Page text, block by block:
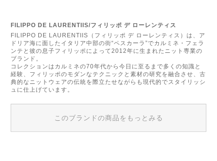
FILIPPO DE LAURENTIIS/フィリッポ デ ローレンティス
FILIPPO DE LAURENTIIS（フィリッポ デ ローレンティス）は、ア
ドリア海に面したイタリア中部の街“ペスカーラ”でカルミネ・フェラ
ンテと彼の息子フィリッポによって2012年に生まれたニット専業の
ブランド。
コレクションはカルミネの70年代から今日に至るまで多くの知識と
経験、フィリッポのモダンなテクニックと素材の研究を融合させ、古
典的なニットウェアの伝統を際立たせながらも現代的でスタイリッシ
ュに仕上げています。
このブランドの商品をもっとみる